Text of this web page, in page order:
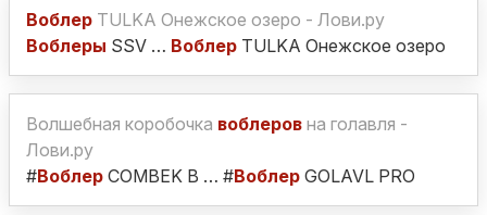
Воблер TULKA Онежское озеро - Лови.ру
Воблеры SSV … Воблер TULKA Онежское озеро
Волшебная коробочка воблеров на голавля -
Лови.ру
#Воблер COMBEK B … #Воблер GOLAVL PRO